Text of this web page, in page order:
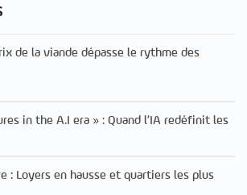
de la viande dépasse le rythme des
in the A.I era » : Quand l’IA redéfinit les
: Loyers en hausse et quartiers les plus